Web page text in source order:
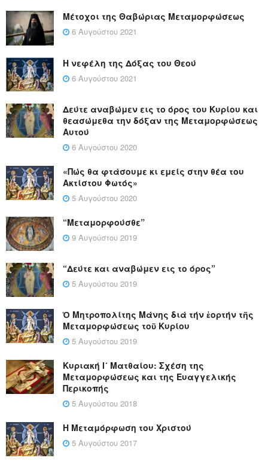
Μέτοχοι της Θαβώριας Μεταμορφώσεως
6 Αυγούστου 2021
Η νεφέλη της Δόξας του Θεού
6 Αυγούστου 2021
Δεύτε αναβώμεν εις το όρος του Κυρίου και
θεασώμεθα την δόξαν της Μεταμορφώσεως
Αυτού
6 Αυγούστου 2020
«Πώς θα φτάσουμε κι εμείς στην θέα του
Ακτίστου Φωτός»
5 Αυγούστου 2020
“Μεταμορφούσθε”
9 Αυγούστου 2019
“Δεύτε και αναβώμεν εις το όρος”
5 Αυγούστου 2019
Ὁ Μητροπολίτης Μάνης διά τήν ἑορτήν τῆς
Μεταμορφώσεως τοῦ Κυρίου
5 Αυγούστου 2019
Κυριακή Ι´ Ματθαίου: Σχέση της
Μεταμορφώσεως και της Ευαγγελικής
Περικοπής
5 Αυγούστου 2018
Η Μεταμόρφωση του Χριστού
5 Αυγούστου 2017